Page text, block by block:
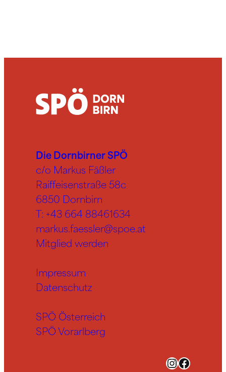
Die Dornbirner SPÖ
c/o Markus Fäßler
Raiffeisenstraße 58c
6850 Dornbirn
T: +43 664 88461634
markus.faessler@spoe.at
Mitglied werden
Impressum
Datenschutz
SPÖ Österreich
SPÖ Vorarlberg
InstagramFacebook